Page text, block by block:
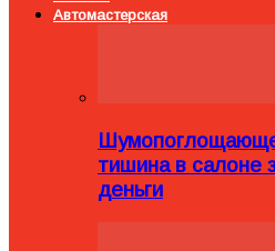
Автомастерская
тишина в салоне
деньги